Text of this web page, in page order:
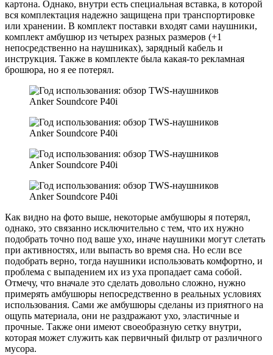
картона. Однако, внутри есть специальная вставка, в которой
вся комплектация надежно защищена при транспортировке
или хранении. В комплект поставки входят сами наушники,
комплект амбушюр из четырех разных размеров (+1
непосредственно на наушниках), зарядный кабель и
инструкция. Также в комплекте была какая-то рекламная
брошюра, но я ее потерял.
Как видно на фото выше, некоторые амбушюры я потерял,
однако, это связанно исключительно с тем, что их нужно
подобрать точно под ваше ухо, иначе наушники могут слетать
при активностях, или выпасть во время сна. Но если все
подобрать верно, тогда наушники использовать комфортно, и
проблема с выпадением их из уха пропадает сама собой.
Отмечу, что вначале это сделать довольно сложно, нужно
примерять амбушюры непосредственно в реальных условиях
использования. Сами же амбушюры сделаны из приятного на
ощупь материала, они не раздражают ухо, эластичные и
прочные. Также они имеют своеобразную сетку внутри,
которая может служить как первичный фильтр от различного
мусора.